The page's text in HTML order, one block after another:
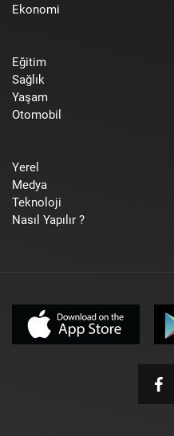
Ekonomi
Eğitim
Sağlık
Yaşam
Otomobil
Yerel
Medya
Teknoloji
Nasıl Yapılır ?